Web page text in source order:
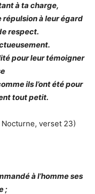
à ta charge,
à leur égard
respect.
pour leur témoigner
ils l’ont été pour
tout petit.
Nocturne, verset 23)
à l’homme ses
;